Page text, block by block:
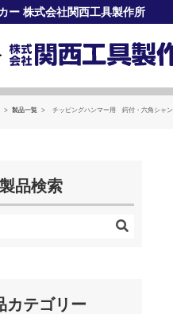
ー 株式会社関西工具製作所
製品一覧 チッピングハンマー用 鍔付・六角シャン
製品検索
カテゴリー